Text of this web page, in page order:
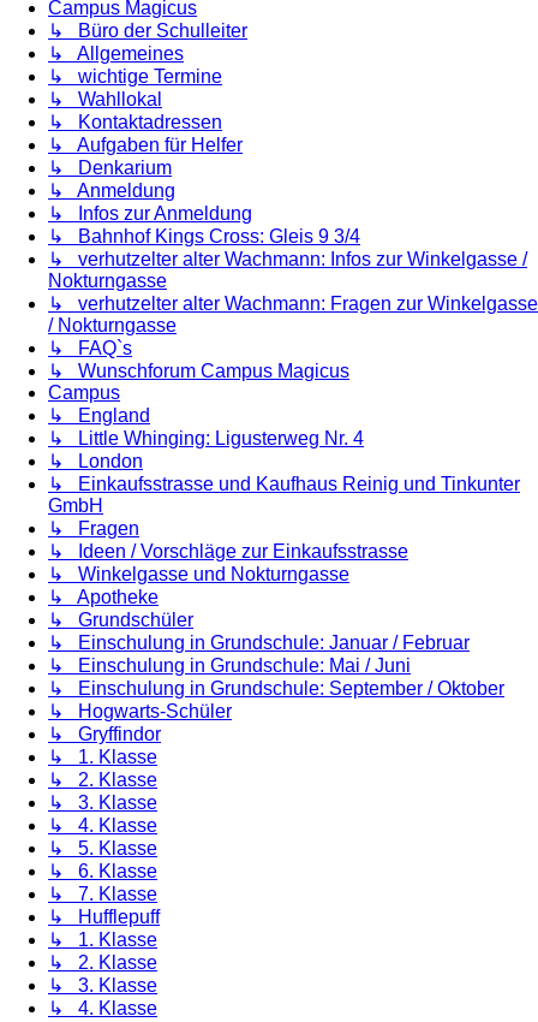
Campus Magicus
↳ Büro der Schulleiter
↳ Allgemeines
↳ wichtige Termine
↳ Wahllokal
↳ Kontaktadressen
↳ Aufgaben für Helfer
↳ Denkarium
↳ Anmeldung
↳ Infos zur Anmeldung
↳ Bahnhof Kings Cross: Gleis 9 3/4
↳ verhutzelter alter Wachmann: Infos zur Winkelgasse /
Nokturngasse
↳ verhutzelter alter Wachmann: Fragen zur Winkelgasse
/ Nokturngasse
↳ FAQ`s
↳ Wunschforum Campus Magicus
Campus
↳ England
↳ Little Whinging: Ligusterweg Nr. 4
↳ London
↳ Einkaufsstrasse und Kaufhaus Reinig und Tinkunter
GmbH
↳ Fragen
↳ Ideen / Vorschläge zur Einkaufsstrasse
↳ Winkelgasse und Nokturngasse
↳ Apotheke
↳ Grundschüler
↳ Einschulung in Grundschule: Januar / Februar
↳ Einschulung in Grundschule: Mai / Juni
↳ Einschulung in Grundschule: September / Oktober
↳ Hogwarts-Schüler
↳ Gryffindor
↳ 1. Klasse
↳ 2. Klasse
↳ 3. Klasse
↳ 4. Klasse
↳ 5. Klasse
↳ 6. Klasse
↳ 7. Klasse
↳ Hufflepuff
↳ 1. Klasse
↳ 2. Klasse
↳ 3. Klasse
↳ 4. Klasse